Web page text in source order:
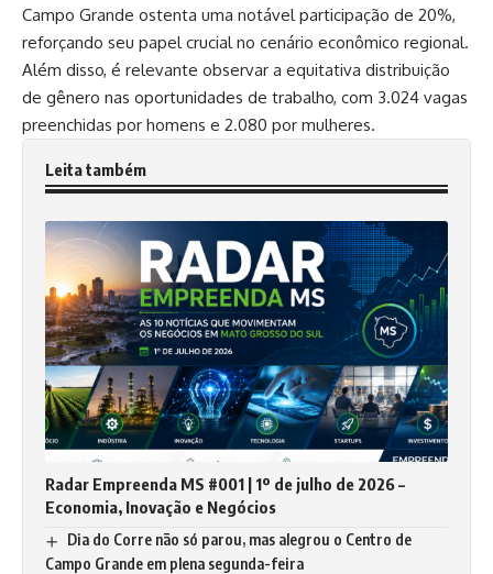
Campo Grande ostenta uma notável participação de 20%,
reforçando seu papel crucial no cenário econômico regional.
Além disso, é relevante observar a equitativa distribuição
de gênero nas oportunidades de trabalho, com 3.024 vagas
preenchidas por homens e 2.080 por mulheres.
Leita também
Radar Empreenda MS #001 | 1º de julho de 2026 –
Economia, Inovação e Negócios
Dia do Corre não só parou, mas alegrou o Centro de
Campo Grande em plena segunda-feira